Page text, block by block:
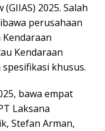
2025. Salah
perusahaan
Kendaraan
khusus.
bawa empat
Laksana
Stefan Arman,